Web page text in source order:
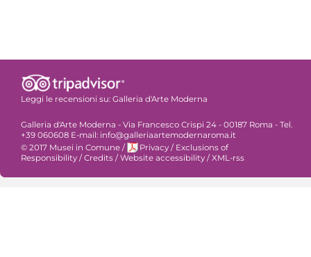
Leggi le recensioni su: Galleria d'Arte Moderna
Galleria d'Arte Moderna - Via Francesco Crispi 24 - 00187 Roma - Tel.
+39 060608 E-mail: info@galleriaartemodernaroma.it
© 2017 Musei in Comune / Privacy / Exclusions of
Responsibility / Credits / Website accessibility / XML-rss